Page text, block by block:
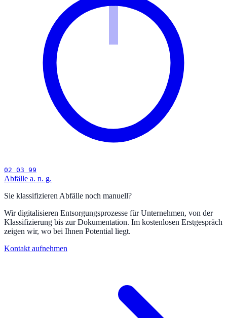
02 03 99
Abfälle a. n. g.
Sie klassifizieren Abfälle noch manuell?
Wir digitalisieren Entsorgungsprozesse für Unternehmen, von der
Klassifizierung bis zur Dokumentation. Im kostenlosen Erstgespräch
zeigen wir, wo bei Ihnen Potential liegt.
Kontakt aufnehmen